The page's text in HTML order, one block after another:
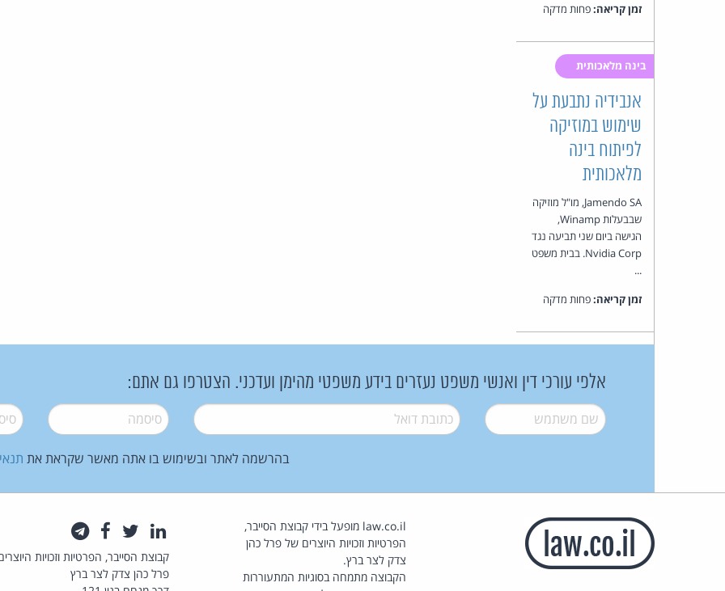
זמן קריאה:פחות מדקה
בינה מלאכותית
אנבידיה נתבעת על
שימוש במוזיקה
לפיתוח בינה
מלאכותית
Jamendo SA, מו"ל מוזיקה
שבבעלות Winamp,
הגישה ביום שני תביעה נגד
Nvidia Corp. בבית משפט
...
זמן קריאה:פחות מדקה
אלפי עורכי דין ואנשי משפט נעזרים בידע משפטי מהימן ועדכני. הצטרפו גם אתם:
שם משתמש* דואל* סיסמה*
בהרשמה לאתר ובשימוש בו אתה מאשר שקראת את
law.co.il מופעל בידי קבוצת הסייבר,
הפרטיות וזכויות היוצרים של פרל כהן
צדק לצר ברץ.
הקבוצה מתמחה בסוגיות המתעוררות
לינקדאין
טוויטרפייסבוק
קבוצת הסייבר, הפרטיות וזכויות
פרל כהן צדק לצר ברץ